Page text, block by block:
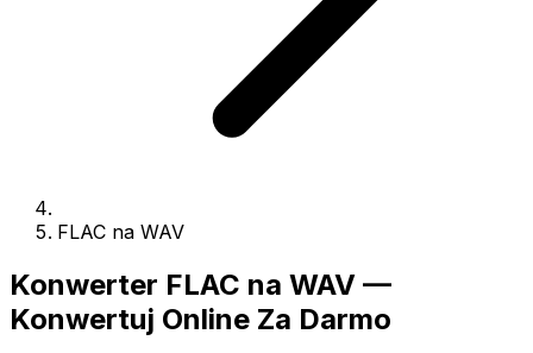
FLAC na WAV
Konwerter FLAC na WAV —
Konwertuj Online Za Darmo